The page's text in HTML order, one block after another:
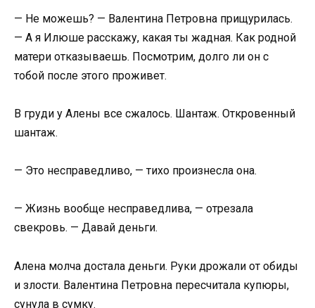
— Не можешь? — Валентина Петровна прищурилась.
— А я Илюше расскажу, какая ты жадная. Как родной
матери отказываешь. Посмотрим, долго ли он с
тобой после этого проживет.
В груди у Алены все сжалось. Шантаж. Откровенный
шантаж.
— Это несправедливо, — тихо произнесла она.
— Жизнь вообще несправедлива, — отрезала
свекровь. — Давай деньги.
Алена молча достала деньги. Руки дрожали от обиды
и злости. Валентина Петровна пересчитала купюры,
сунула в сумку.